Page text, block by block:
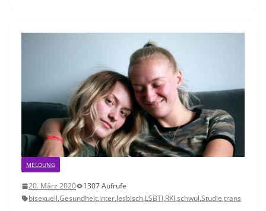
MELDUNG
20. März 2020
1307 Aufrufe
bisexuell,Gesundheit,inter,lesbisch,LSBTI,RKI,schwul,Studie,trans